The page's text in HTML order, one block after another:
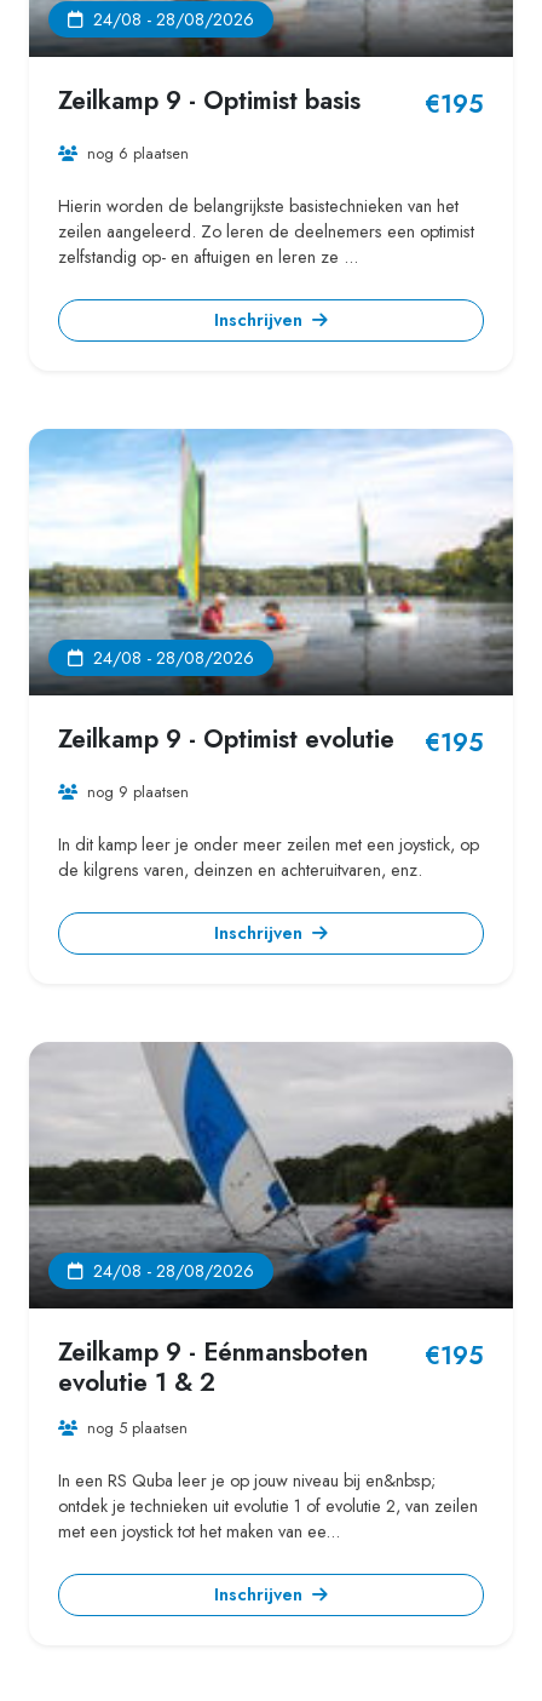
24/08 - 28/08/2026
Zeilkamp 9 - Optimist basis €195
nog 6 plaatsen
Hierin worden de belangrijkste basistechnieken van het
zeilen aangeleerd. Zo leren de deelnemers een optimist
zelfstandig op- en aftuigen en leren ze ...
Inschrijven
24/08 - 28/08/2026
Zeilkamp 9 - Optimist evolutie €195
nog 9 plaatsen
In dit kamp leer je onder meer zeilen met een joystick, op
de kilgrens varen, deinzen en achteruitvaren, enz.
Inschrijven
24/08 - 28/08/2026
Zeilkamp 9 - Eénmansboten
evolutie 1 & 2
€195
nog 5 plaatsen
In een RS Quba leer je op jouw niveau bij en&nbsp;
ontdek je technieken uit evolutie 1 of evolutie 2, van zeilen
met een joystick tot het maken van ee...
Inschrijven